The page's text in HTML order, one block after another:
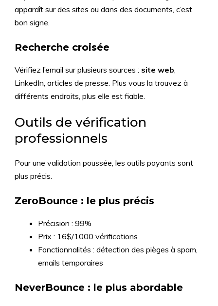
apparaît sur des sites ou dans des documents, c’est
bon signe.
Recherche croisée
Vérifiez l’email sur plusieurs sources : site web,
LinkedIn, articles de presse. Plus vous la trouvez à
différents endroits, plus elle est fiable.
Outils de vérification
professionnels
Pour une validation poussée, les outils payants sont
plus précis.
ZeroBounce : le plus précis
Précision : 99%
Prix : 16$/1000 vérifications
Fonctionnalités : détection des pièges à spam,
emails temporaires
NeverBounce : le plus abordable